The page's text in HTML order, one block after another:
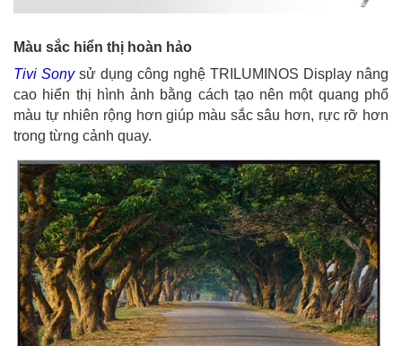
Màu sắc hiển thị hoàn hảo
Tivi Sonysử dụng công nghệ TRILUMINOS Display nâng
cao hiển thị hình ảnh bằng cách tạo nên một quang phổ
màu tự nhiên rộng hơn giúp màu sắc sâu hơn, rực rỡ hơn
trong từng cảnh quay.